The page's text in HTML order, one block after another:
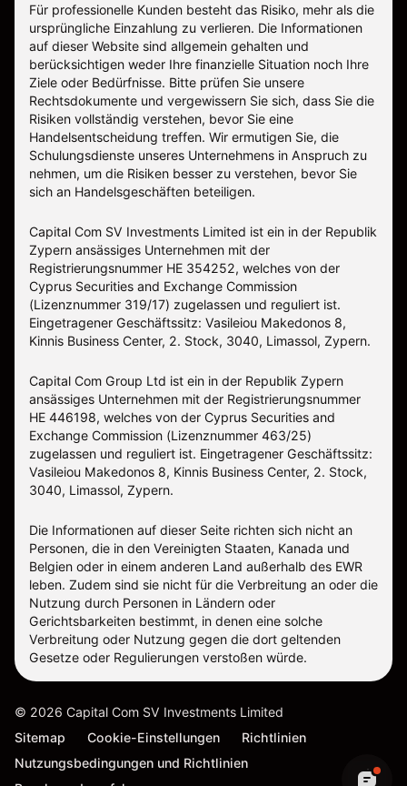
Für professionelle Kunden besteht das Risiko, mehr als die
ursprüngliche Einzahlung zu verlieren. Die Informationen
auf dieser Website sind allgemein gehalten und
berücksichtigen weder Ihre finanzielle Situation noch Ihre
Ziele oder Bedürfnisse. Bitte prüfen Sie unsere
Rechtsdokumente und vergewissern Sie sich, dass Sie die
Risiken vollständig verstehen, bevor Sie eine
Handelsentscheidung treffen. Wir ermutigen Sie, die
Schulungsdienste unseres Unternehmens in Anspruch zu
nehmen, um die Risiken besser zu verstehen, bevor Sie
sich an Handelsgeschäften beteiligen.
Capital Com SV Investments Limited ist ein in der Republik
Zypern ansässiges Unternehmen mit der
Registrierungsnummer HE 354252, welches von der
Cyprus Securities and Exchange Commission
(Lizenznummer 319/17) zugelassen und reguliert ist.
Eingetragener Geschäftssitz: Vasileiou Makedonos 8,
Kinnis Business Center, 2. Stock, 3040, Limassol, Zypern.
Capital Com Group Ltd ist ein in der Republik Zypern
ansässiges Unternehmen mit der Registrierungsnummer
ΗΕ 446198, welches von der Cyprus Securities and
Exchange Commission (Lizenznummer 463/25)
zugelassen und reguliert ist. Eingetragener Geschäftssitz:
Vasileiou Makedonos 8, Kinnis Business Center, 2. Stock,
3040, Limassol, Zypern.
Die Informationen auf dieser Seite richten sich nicht an
Personen, die in den Vereinigten Staaten, Kanada und
Belgien oder in einem anderen Land außerhalb des EWR
leben. Zudem sind sie nicht für die Verbreitung an oder die
Nutzung durch Personen in Ländern oder
Gerichtsbarkeiten bestimmt, in denen eine solche
Verbreitung oder Nutzung gegen die dort geltenden
Gesetze oder Regulierungen verstoßen würde.
© 2026 Capital Com SV Investments Limited
Sitemap
Cookie-Einstellungen
Richtlinien
Nutzungsbedingungen und Richtlinien